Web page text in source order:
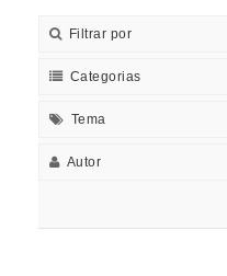
Filtrar por
Categorias
Tema
Autor